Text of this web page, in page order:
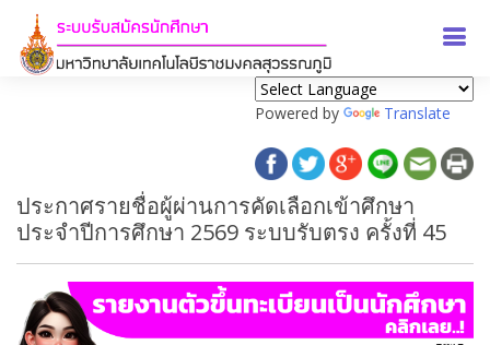
Powered by Translate
ประกาศรายชื่อผู้ผ่านการคัดเลือกเข้าศึกษา
ประจำปีการศึกษา 2569 ระบบรับตรง ครั้งที่ 45